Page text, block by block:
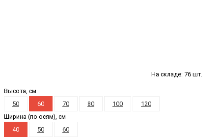
На складе: 76 шт.
Высота, см
50
60 70 80 100
120
Ширина (по осям), см
40
50
60